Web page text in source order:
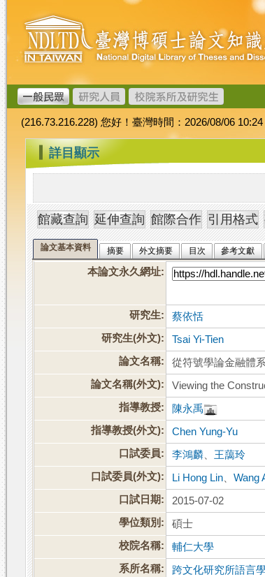
跳
到
主
要
內
容
臺
灣
博
碩
士
論
文
加
值
系
統
(216.73.216.228) 您好！臺灣時間：2026/08/06 10:24
::: 詳目顯示
論文基本資料 摘要 外文摘要 目次 參考文獻
本論文永久網址:
研究生:
蔡依恬
研究生(外文):
Tsai Yi-Tien
論文名稱:
從符號學論金融體
論文名稱(外文):
Viewing the
指導教授:
陳永禹
指導教授(外文):
Chen Yung-Yu
口試委員:
李鴻麟
王藹玲
口試委員(外文):
Li Hong Lin 、Wang
口試日期:
2015-07-02
學位類別:
碩士
校院名稱:
輔仁大學
系所名稱:
跨文化研究所語言